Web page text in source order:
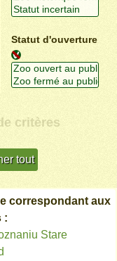
Statut d'ouverture
critères
correspondant aux
:
Stare